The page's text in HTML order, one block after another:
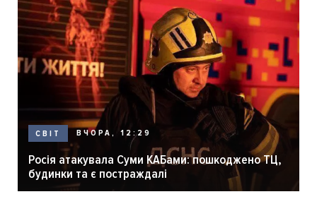
СВІТ ВЧОРА, 12:29
Росія атакувала Суми КАБами: пошкоджено ТЦ,
будинки та є постраждалі